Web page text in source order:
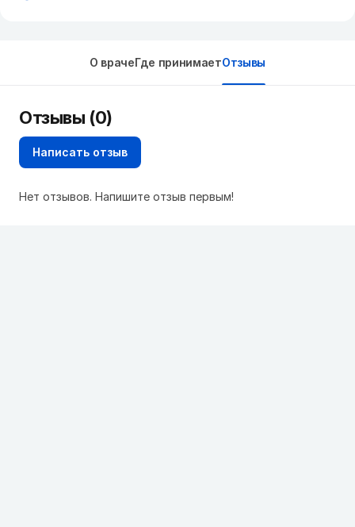
О врачеГде принимаетОтзывы
Отзывы (0)
Написать отзыв
Нет отзывов. Напишите отзыв первым!